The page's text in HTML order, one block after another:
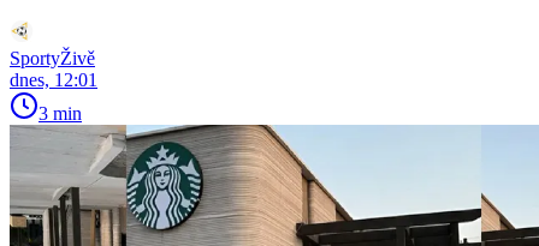
SportyŽivě
dnes, 12:01
3 min